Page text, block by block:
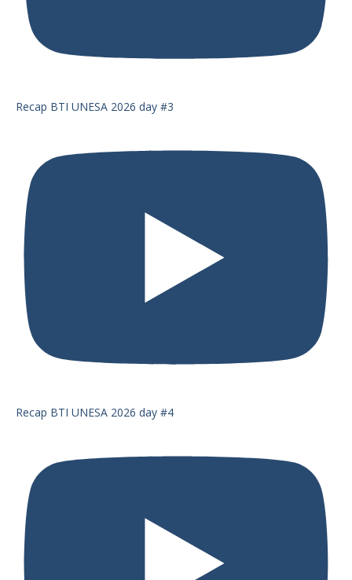
Recap BTI UNESA 2026 day #3
Recap BTI UNESA 2026 day #4